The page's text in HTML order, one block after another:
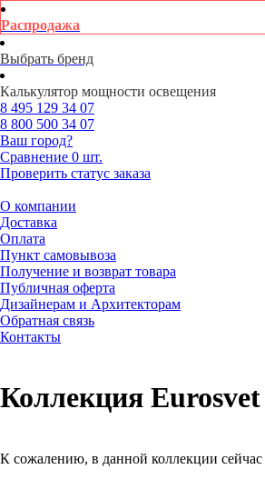
Распродажа
Выбрать бренд
Калькулятор мощности освещения
8 495 129 34 07
8 800 500 34 07
Ваш город?
Сравнение 0 шт.
Проверить статус заказа
О компании
Доставка
Оплата
Пункт самовывоза
Получение и возврат товара
Публичная оферта
Дизайнерам и Архитекторам
Обратная связь
Контакты
Коллекция
К сожалению, в данной коллекции